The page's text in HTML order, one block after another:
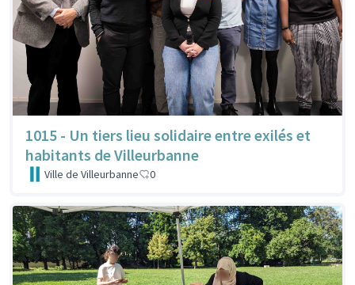
1015 - Un tiers lieu solidaire entre exilés et
habitants de Villeurbanne
Ville de Villeurbanne 0